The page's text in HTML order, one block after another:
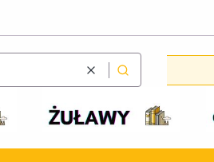
WyczyśćSzukaj